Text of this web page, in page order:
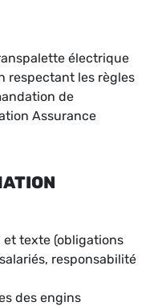
électrique
respectant les règles
de
Assurance
et texte (obligations
responsabilité
des engins